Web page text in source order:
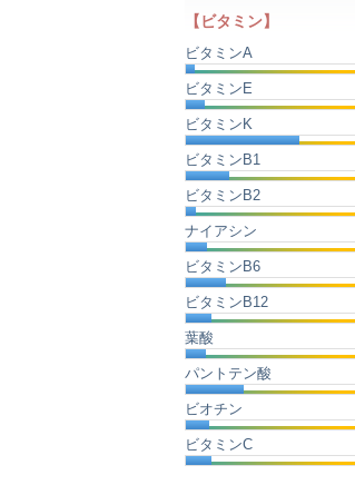
【ビタミン】
ビタミンA
ビタミンE
ビタミンK
ビタミンB1
ビタミンB2
ナイアシン
ビタミンB6
ビタミンB12
葉酸
パントテン酸
ビオチン
ビタミンC